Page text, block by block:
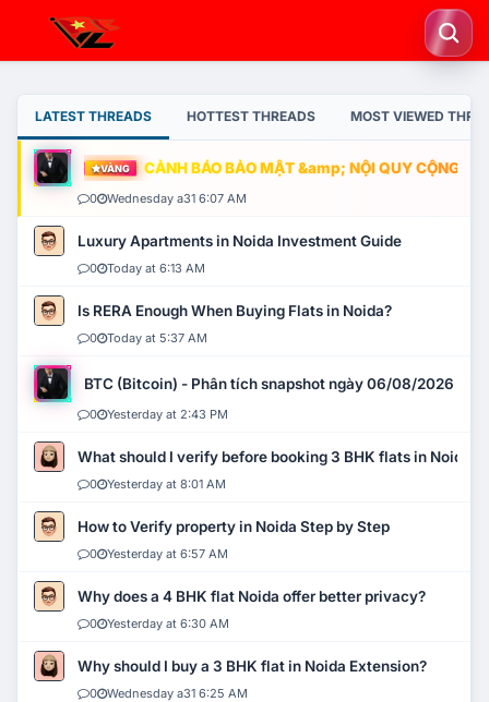
LATEST THREADS HOTTEST THREADS MOST VIEWED
VÀNG CẢNH BÁO BẢO MẬT &amp; NỘI QUY CỘNG
0 Wednesday a31 6:07 AM
Luxury Apartments in Noida Investment Guide
0 Today at 6:13 AM
Is RERA Enough When Buying Flats in Noida?
0 Today at 5:37 AM
BTC (Bitcoin) - Phân tích snapshot ngày 06/08/2026
0 Yesterday at 2:43 PM
What should I verify before booking 3 BHK flats in Noida?
0 Yesterday at 8:01 AM
How to Verify property in Noida Step by Step
0 Yesterday at 6:57 AM
Why does a 4 BHK flat Noida offer better privacy?
0 Yesterday at 6:30 AM
Why should I buy a 3 BHK flat in Noida Extension?
0 Wednesday a31 6:25 AM